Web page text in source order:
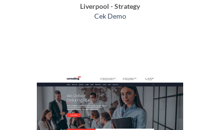
Liverpool - Strategy
Cek Demo